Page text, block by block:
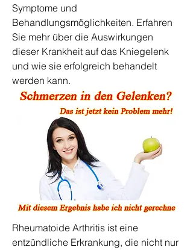
Symptome und
Behandlungsmöglichkeiten. Erfahren
Sie mehr über die Auswirkungen
dieser Krankheit auf das Kniegelenk
und wie sie erfolgreich behandelt
werden kann.
Rheumatoide Arthritis ist eine
entzündliche Erkrankung, die nicht nur